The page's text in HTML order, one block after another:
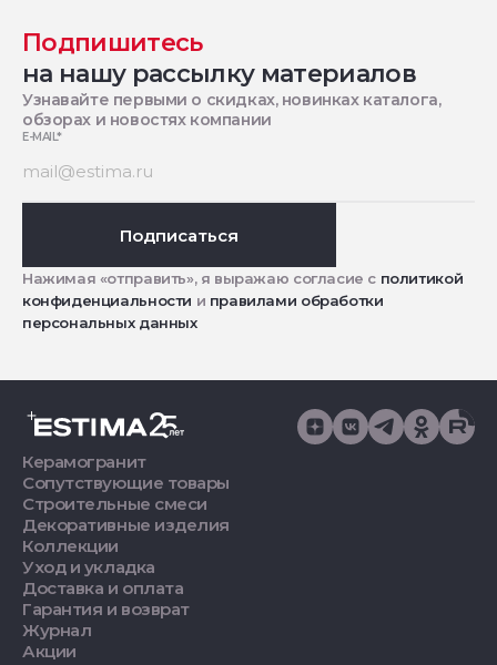
Подпишитесь
на нашу рассылку материалов
Узнавайте первыми о скидках, новинках каталога,
обзорах и новостях компании
E-MAIL*
Подписаться
Нажимая «отправить», я выражаю согласие с политикой
конфиденциальности и правилами обработки
персональных данных
Керамогранит
Сопутствующие товары
Строительные смеси
Декоративные изделия
Коллекции
Уход и укладка
Доставка и оплата
Гарантия и возврат
Журнал
Акции